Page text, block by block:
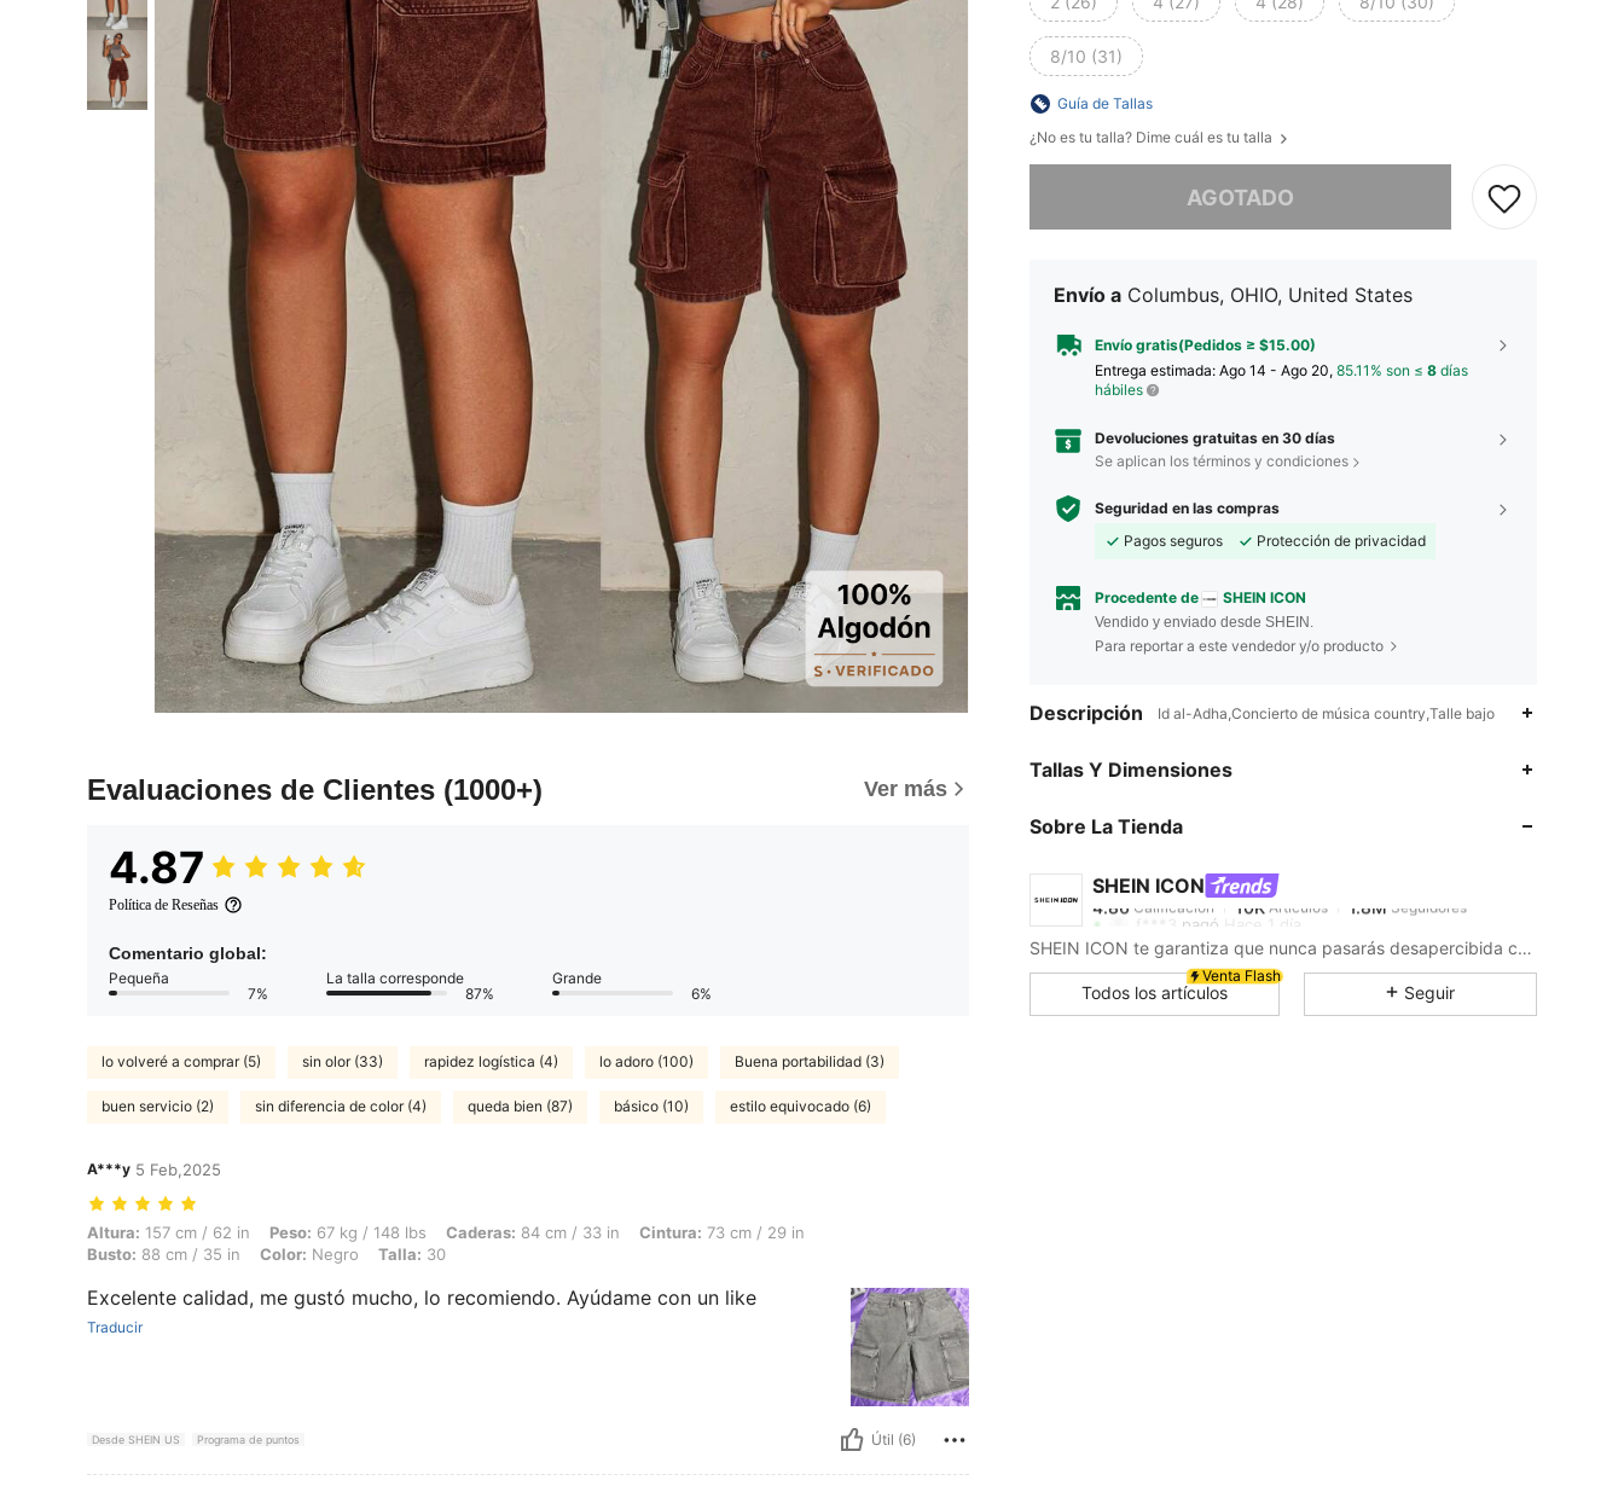
Evaluaciones de Clientes (1000+) Ver más
4.87
Política de Reseñas
Comentario global:
Pequeña
7%
La talla corresponde
87%
Grande
6%
lo volveré a comprar (5) sin olor (33) rapidez logística (4) lo adoro (100) Buena portabilidad (3)
buen servicio (2) sin diferencia de color (4) queda bien (87) básico (10) estilo equivocado (6)
A***y 5 Feb,2025
Altura: 157 cm / 62 in, Peso: 67 kg / 148 lbs, Caderas: 84 cm / 33 in, Cintura: 73 cm / 29 in, Busto: 88 cm / 35 in, Color: Negro, Talla: 30
Altura: 157 cm / 62 in Peso: 67 kg / 148 lbs Caderas: 84 cm / 33 in Cintura: 73 cm / 29 in
Busto: 88 cm / 35 in Color: Negro Talla: 30
Excelente calidad, me gustó mucho, lo recomiendo. Ayúdame con un like
Traducir
Desde SHEIN US Programa de puntos Útil (6)
8/10 (31)
Guía de Tallas
¿No es tu talla? Dime cuál es tu talla
AGOTADO
Envío a Columbus, OHIO, United States
Envío gratis(Pedidos ≥ $15.00)
Entrega estimada: Ago 14 - Ago 20, 85.11% son ≤ 8 días
hábiles
Devoluciones gratuitas en 30 días
Se aplican los términos y condiciones
Seguridad en las compras
Pagos seguros
Protección de privacidad
Procedente de SHEIN ICON
Vendido y enviado desde SHEIN.
Para reportar a este vendedor y/o producto
Descripción Id al-Adha,Concierto de música country,Talle bajo
Tallas Y Dimensiones
Sobre La Tienda
SHEIN ICON
4.86
4.86 Calificación 10KArtículos
f***3pagó Hace 1 día
4.86 10K 1.8M
SHEIN ICON te garantiza que nunca pasarás desapercibida con sus looks siempre edgy y trendy.
Venta Flash
Todos los artículos Seguir